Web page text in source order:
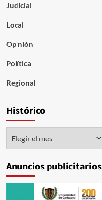
Judicial
Local
Opinión
Política
Regional
Histórico
Anuncios publicitarios